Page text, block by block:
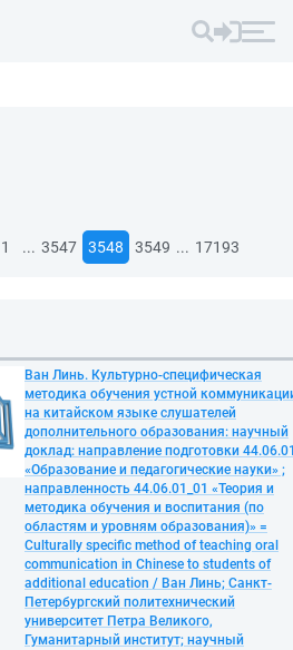
1 ... 3547 3548 3549 ... 17193
Ван Линь. Культурно-специфическая
методика обучения устной
на китайском языке слушателей
дополнительного образования: научный
доклад: направление подготовки
«Образование и педагогические науки» ;
направленность 44.06.01_01 «Теория и
методика обучения и воспитания (по
областям и уровням образования)» =
Culturally specific method of teaching oral
communication in Chinese to students of
additional education / Ван Линь; Санкт-
Петербургский политехнический
университет Петра Великого,
Гуманитарный институт; научный